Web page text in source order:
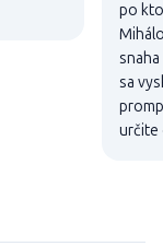
po
sa
určite